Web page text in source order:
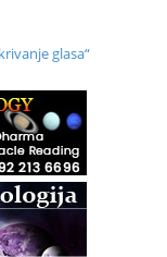
glasa“
– otvoreno za